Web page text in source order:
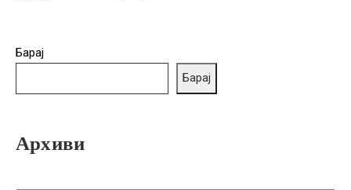
АНАЛИЗА
ЗА
Барај
Барај
Архиви